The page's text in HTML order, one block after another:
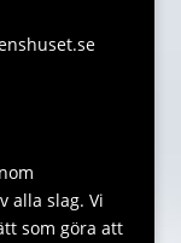
alla slag. Vi
som göra att